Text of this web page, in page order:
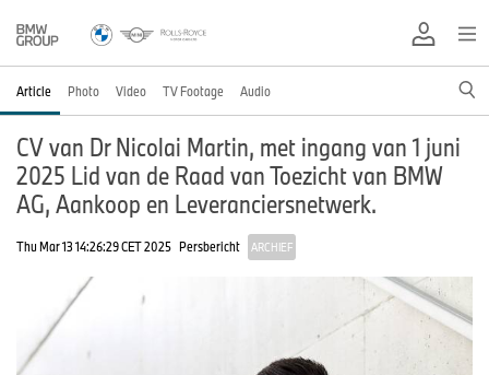
Article Photo Video TV Footage Audio
CV van Dr Nicolai Martin, met ingang van 1 juni
2025 Lid van de Raad van Toezicht van BMW
AG, Aankoop en Leveranciersnetwerk.
Thu Mar 13 14:26:29 CET 2025 Persbericht ARCHIEF